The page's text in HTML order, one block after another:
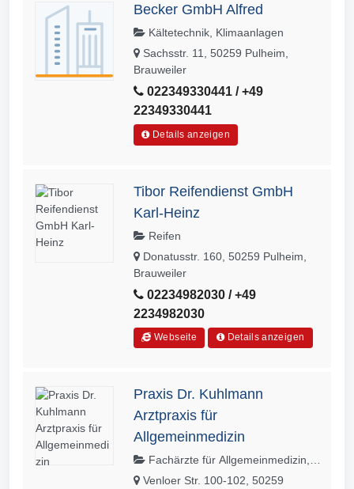
Becker GmbH Alfred
Kältetechnik, Klimaanlagen
Sachsstr. 11, 50259 Pulheim,
Brauweiler
022349330441 / +49
22349330441
Details anzeigen
Tibor Reifendienst GmbH
Karl-Heinz
Reifen
Donatusstr. 160, 50259 Pulheim,
Brauweiler
02234982030 / +49
2234982030
Webseite Details anzeigen
Praxis Dr. Kuhlmann
Arztpraxis für
Allgemeinmedizin
Fachärzte für Allgemeinmedizin,
Praktische Ärzte
Venloer Str. 100-102, 50259